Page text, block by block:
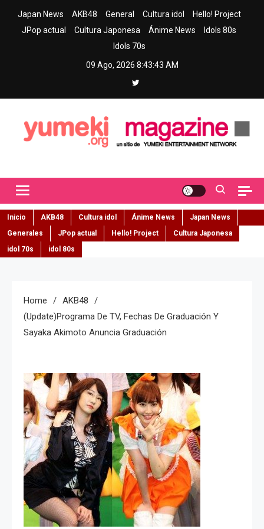
Japan News AKB48 General Cultura idol
Hello! Project
JPop actual
Cultura Japonesa Ánime News
Idols 80s
Idols 70s
09 Ago, 2026 8:43:44 AM
Inicio AKB48 Cultura idol Ánime News
Japan News
Generales
JPop actual Hello! Project
Cultura Japonesa
idol 70s
idol 80s
Home
AKB48
(Update)Programa De TV, Fechas De Graduación Y
Sayaka Akimoto Anuncia Graduación